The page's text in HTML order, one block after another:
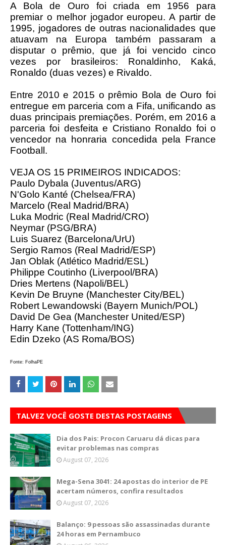
A Bola de Ouro foi criada em 1956 para
premiar o melhor jogador europeu. A partir de
1995, jogadores de outras nacionalidades que
atuavam na Europa também passaram a
disputar o prêmio, que já foi vencido cinco
vezes por brasileiros: Ronaldinho, Kaká,
Ronaldo (duas vezes) e Rivaldo.
Entre 2010 e 2015 o prêmio Bola de Ouro foi
entregue em parceria com a Fifa, unificando as
duas principais premiações. Porém, em 2016 a
parceria foi desfeita e Cristiano Ronaldo foi o
vencedor na honraria concedida pela France
Football.
VEJA OS 15 PRIMEIROS INDICADOS:
Paulo Dybala (Juventus/ARG)
N'Golo Kanté (Chelsea/FRA)
Marcelo (Real Madrid/BRA)
Luka Modric (Real Madrid/CRO)
Neymar (PSG/BRA)
Luis Suarez (Barcelona/UrU)
Sergio Ramos (Real Madrid/ESP)
Jan Oblak (Atlético Madrid/ESL)
Philippe Coutinho (Liverpool/BRA)
Dries Mertens (Napoli/BEL)
Kevin De Bruyne (Manchester City/BEL)
Robert Lewandowski (Bayern Munich/POL)
David De Gea (Manchester United/ESP)
Harry Kane (Tottenham/ING)
Edin Dzeko (AS Roma/BOS)
Fonte: FolhaPE
TALVEZ VOCÊ GOSTE DESTAS POSTAGENS
Dia dos Pais: Procon Caruaru dá dicas para
evitar problemas nas compras
August 07, 2026
Mega-Sena 3041: 24 apostas do interior de PE
acertam números, confira resultados
August 07, 2026
Balanço: 9 pessoas são assassinadas durante
24 horas em Pernambuco